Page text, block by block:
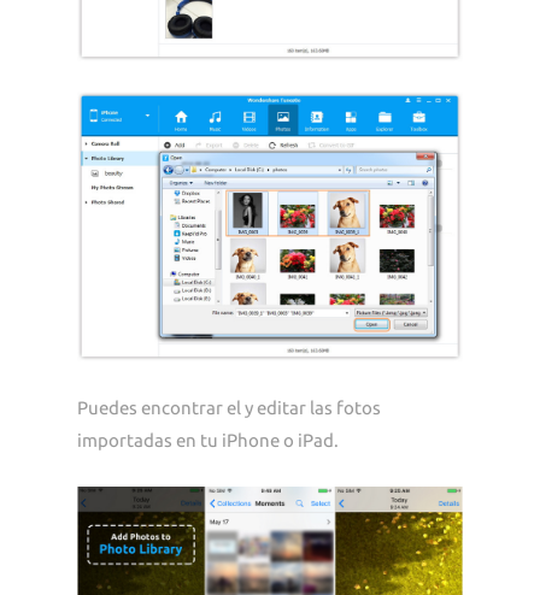
Puedes encontrar el y editar las fotos
importadas en tu iPhone o iPad.